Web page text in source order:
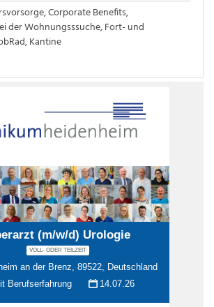
,Corporate Benefits,
der Wohnungsssuche,Fort- und
,Kantine